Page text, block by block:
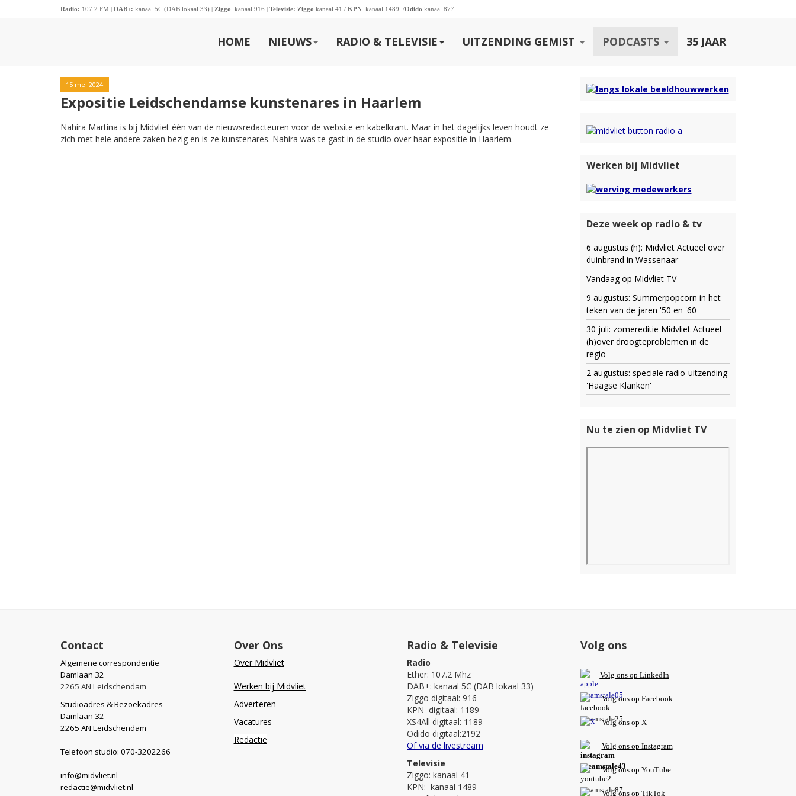
Radio: 107.2 FM | DAB+: kanaal 5C (DAB lokaal 33) | Ziggo kanaal 916 | Televisie: Ziggo kanaal 41 / KPN kanaal 1489 /Odido kanaal 877
HOME NIEUWS RADIO & TELEVISIE UITZENDING GEMIST PODCASTS 35 JAAR
15 mei 2024
Expositie Leidschendamse kunstenares in Haarlem
Nahira Martina is bij Midvliet één van de nieuwsredacteuren voor de website en kabelkrant. Maar in het dagelijks leven houdt ze
zich met hele andere zaken bezig en is ze kunstenares. Nahira was te gast in de studio over haar expositie in Haarlem.
Werken bij Midvliet
Deze week op radio & tv
6 augustus (h): Midvliet Actueel over
duinbrand in Wassenaar
Vandaag op Midvliet TV
9 augustus: Summerpopcorn in het
teken van de jaren '50 en '60
30 juli: zomereditie Midvliet Actueel
(h)over droogteproblemen in de
regio
2 augustus: speciale radio-uitzending
'Haagse Klanken'
Nu te zien op Midvliet TV
Contact
Algemene correspondentie
Damlaan 32
2265 AN Leidschendam
Studioadres & Bezoekadres
Damlaan 32
2265 AN Leidschendam
Telefoon studio: 070-3202266
info@midvliet.nl
redactie@midvliet.nl
Over Ons
Over Midvliet
Werken bij Midvliet
Adverteren
Vacatures
Redactie
Radio & Televisie
Radio
Ether: 107.2 Mhz
DAB+: kanaal 5C (DAB lokaal 33)
Ziggo digitaal: 916
KPN digitaal: 1189
XS4All digitaal: 1189
Odido digitaal:2192
Of via de livestream
Televisie
Ziggo: kanaal 41
KPN: kanaal 1489
Volg ons
Volg ons op LinkedIn
Volg ons op Facebook
Volg ons op X
Volg ons op Instagram
Volgons op YouTube
Volg ons op TikTok